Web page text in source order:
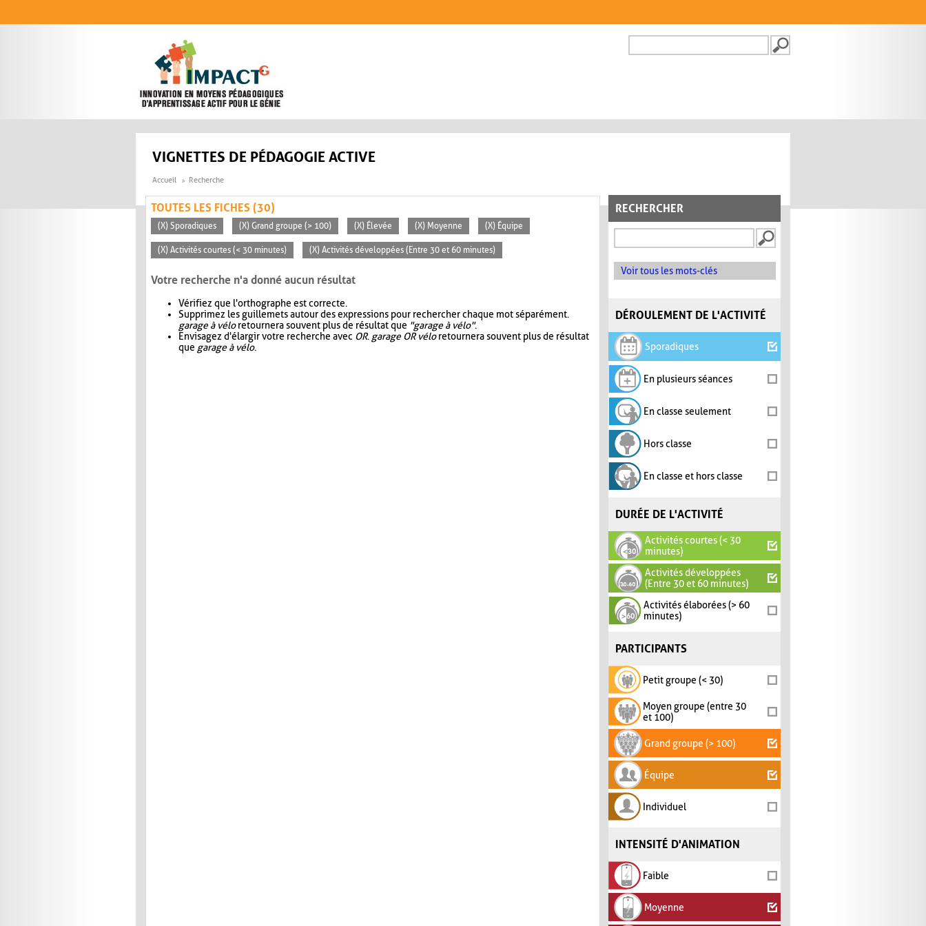
FORMULAIRE DE
VIGNETTES DE PÉDAGOGIE ACTIVE
Accueil Recherche
RECHERCHER
Voir tous les mots-clés
DÉROULEMENT DE L'ACTIVITÉ
Sporadiques
En plusieurs séances
En classe seulement
Hors classe
En classe et hors classe
DURÉE DE L'ACTIVITÉ
Activités courtes (< 30
minutes)
Activités développées
(Entre 30 et 60 minutes)
Activités élaborées (> 60
minutes)
PARTICIPANTS
Petit groupe (< 30)
Moyen groupe (entre 30
et 100)
Grand groupe (> 100)
Équipe
Individuel
INTENSITÉ D'ANIMATION
Faible
Moyenne
TOUTES LES FICHES (30)
(X) Sporadiques (X) Grand groupe (> 100) (X) Élevée (X) Moyenne (X) Équipe
(X) Activités courtes (< 30 minutes) (X) Activités développées (Entre 30 et 60 minutes)
Votre recherche n'a donné aucun résultat
Vérifiez que l'orthographe est correcte.
Supprimez les guillemets autour des expressions pour rechercher chaque mot séparément.
garage à véloretournera souvent plus de résultat que "garage à vélo".
Envisagez d'élargir votre recherche avec OR. garage OR véloretournera souvent plus de résultat
que garage à vélo.